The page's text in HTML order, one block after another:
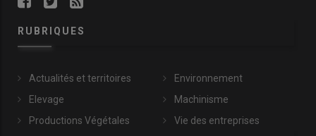
RUBRIQUES
Actualités et territoires
Elevage
Productions Végétales
Environnement
Machinisme
Vie des entreprises